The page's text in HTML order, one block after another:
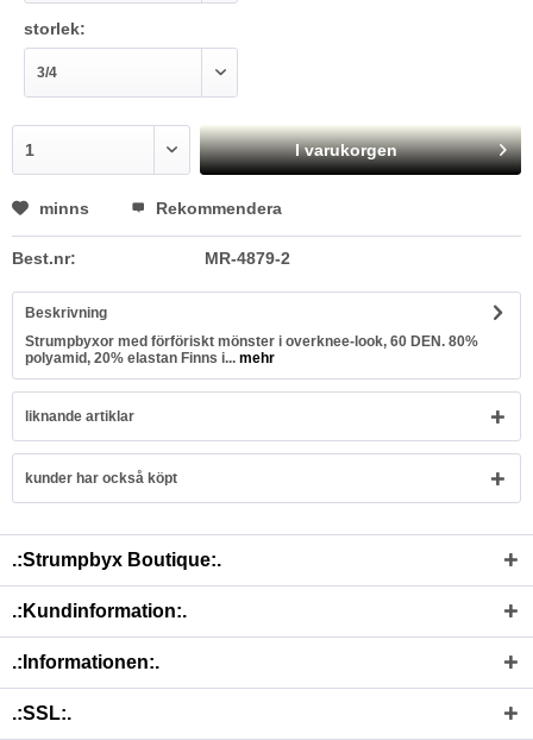
storlek:
I varukorgen
minns Rekommendera
Best.nr: MR-4879-2
Beskrivning
Strumpbyxor med förföriskt mönster i overknee-look, 60 DEN. 80%
polyamid, 20% elastan Finns i... mehr
liknande artiklar
kunder har också köpt
.:Strumpbyx Boutique:.
.:Kundinformation:.
.:Informationen:.
.:SSL:.